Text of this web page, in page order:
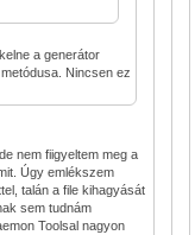
a generátor
Nincsen ez
nem fiigyeltem meg a
Úgy emlékszem
talán a file kihagyását
sem tudnám
Toolsal nagyon